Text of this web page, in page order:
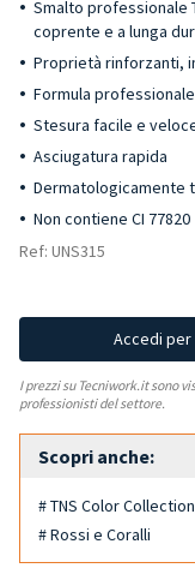
Smalto professionale
coprente e a lunga
Proprietà rinforzanti,
Formula
Stesura facile e
Asciugatura rapida
Dermatologicamente
Non contiene CI 77820
Ref: UNS315
Accedi
I prezzi su Tecniwork.it sono
professionisti del settore.
Scopri anche:
# TNS Color Collection
# Rossi e Coralli